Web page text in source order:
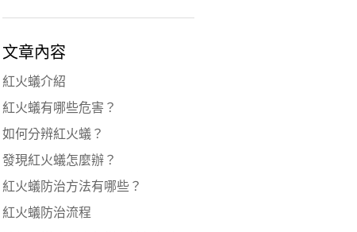
文章內容
紅火蟻介紹
紅火蟻有哪些危害？
如何分辨紅火蟻？
發現紅火蟻怎麼辦？
紅火蟻防治方法有哪些？
紅火蟻防治流程